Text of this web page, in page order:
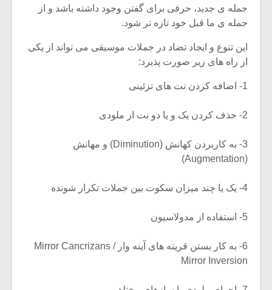
جمله ی جدید، حرفی برای گفتن وجود داشته باشد و از
جمله ی ما قبل خود تازه تر شود.
این تنوع و ایجاد تضاد در جملات موسیقی می تواند از یکی
از راه های زیر صورت پذیرد:
1- اضافه کردن نت های تزئینی
2- حذف کردن یک و یا دو نت از ملودی
3- به کاربردن کهانش (Diminution) و مهانش
(Augmentation)
4- یک یا چند میزان سکوت بین جملات تکرار شونده
5- استفاده از مدولاسیون
6- به کار بستن قرینه های آینه وار Mirror Cancrizans /
Mirror Inversion
اگر نمی توانی
مشهورترین باشی،
سکانسی